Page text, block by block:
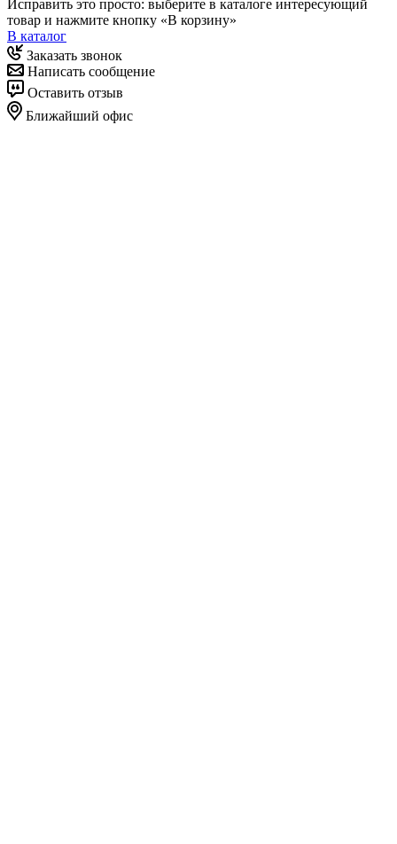
Исправить это просто: выберите в каталоге интересующий
товар и нажмите кнопку «В корзину»
В каталог
Заказать звонок
Написать сообщение
Оставить отзыв
Ближайший офис